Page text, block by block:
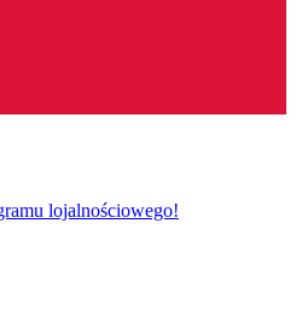
lojalnościowego!